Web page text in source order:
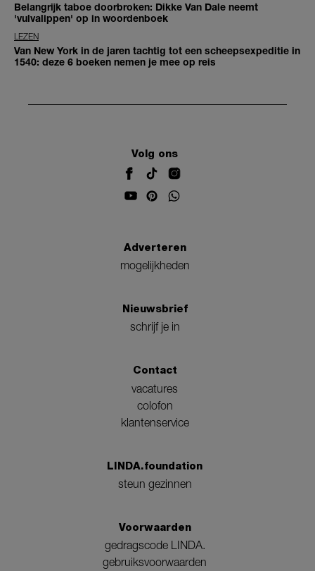
Belangrijk taboe doorbroken: Dikke Van Dale neemt
'vulvalippen' op in woordenboek
LEZEN
Van New York in de jaren tachtig tot een scheepsexpeditie in
1540: deze 6 boeken nemen je mee op reis
Volg ons
Adverteren
mogelijkheden
Nieuwsbrief
schrijf je in
Contact
vacatures
colofon
klantenservice
LINDA.foundation
steun gezinnen
Voorwaarden
gedragscode LINDA.
gebruiksvoorwaarden